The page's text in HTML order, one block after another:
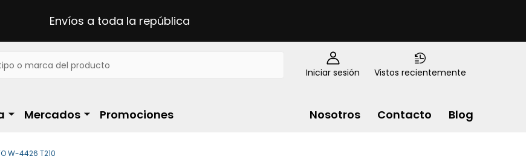
Envíos a toda la república
Iniciar sesión Vistos recientemente
Mercados Promociones Nosotros Contacto Blog
W-4426 T210